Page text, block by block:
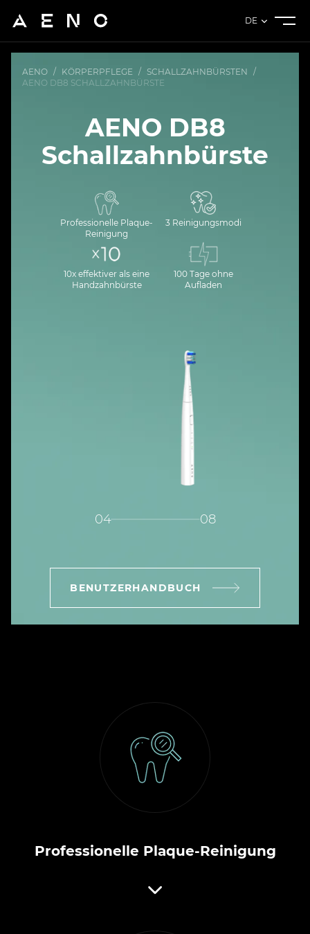
DE
AENO / KÖRPERPFLEGE / SCHALLZAHNBÜRSTEN /
AENO DB8 SCHALLZAHNBÜRSTE
AENO DB8
Schallzahnbürste
Professionelle Plaque-
Reinigung
3 Reinigungsmodi
10x effektiver als eine
Handzahnbürste
100 Tage ohne
Aufladen
04 08
BENUTZERHANDBUCH
Professionelle Plaque-Reinigung